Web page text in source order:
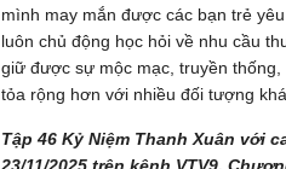
mình may mắn được các bạn trẻ
luôn chủ động học hỏi về nhu cầu
giữ được sự mộc mạc, truyền
tỏa rộng hơn với nhiều đối tượng
Tập 46 Kỷ Niệm Thanh Xuân với